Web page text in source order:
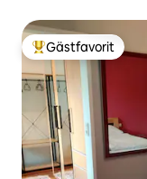
Populär gästfavorit
Gästfavorit